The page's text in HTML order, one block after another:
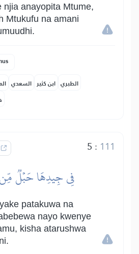
njia anayopita Mtume,
Mtukufu na amani
السعدي ابن كثير الطبري
5 : 111
فِي جِيدِهَا حَبۡلٞ
patakuwa na
nayo kwenye
kisha atarushwa